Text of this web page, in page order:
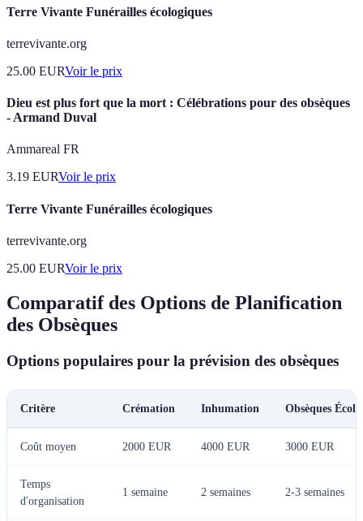
Terre Vivante Funérailles écologiques
terrevivante.org
25.00 EURVoir le prix
Dieu est plus fort que la mort : Célébrations pour des obsèques
- Armand Duval
Ammareal FR
3.19 EURVoir le prix
Terre Vivante Funérailles écologiques
terrevivante.org
25.00 EURVoir le prix
Comparatif des Options de Planification
des Obsèques
Options populaires pour la prévision des obsèques
Critère Crémation Inhumation Obsèques
Coût moyen 2000 EUR 4000 EUR 3000 EUR
Temps
d'organisation
1 semaine 2 semaines 2-3 semaines